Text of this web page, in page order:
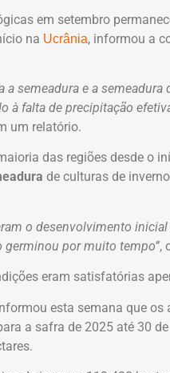
em setembro
na Ucrânia, informou a
a semeadura e a
à falta de precipitação
um relatório.
das regiões desde o
de culturas de
o desenvolvimento
germinou por muito tempo”,
eram satisfatórias
esta semana que os
a safra de 2025 até 30